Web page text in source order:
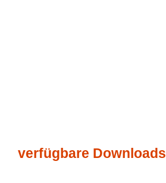
verfügbare Downloads